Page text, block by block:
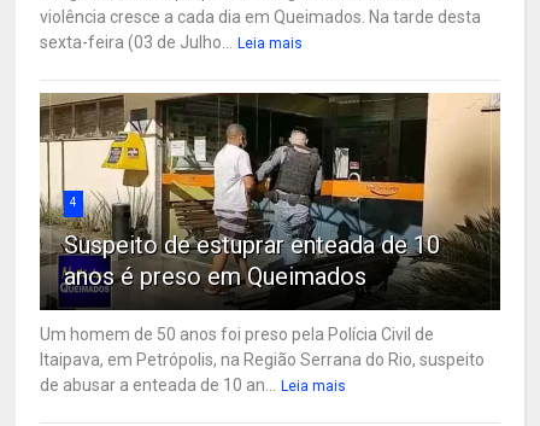
violência cresce a cada dia em Queimados. Na tarde desta
sexta-feira (03 de Julho...
Leia mais
4
Suspeito de estuprar enteada de 10
anos é preso em Queimados
Um homem de 50 anos foi preso pela Polícia Civil de
Itaipava, em Petrópolis, na Região Serrana do Rio, suspeito
de abusar a enteada de 10 an...
Leia mais